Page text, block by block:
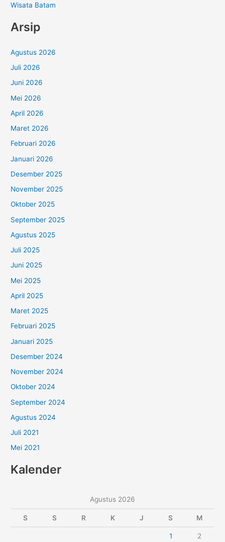
Wisata Batam
Arsip
Agustus 2026
Juli 2026
Juni 2026
Mei 2026
April 2026
Maret 2026
Februari 2026
Januari 2026
Desember 2025
November 2025
Oktober 2025
September 2025
Agustus 2025
Juli 2025
Juni 2025
Mei 2025
April 2025
Maret 2025
Februari 2025
Januari 2025
Desember 2024
November 2024
Oktober 2024
September 2024
Agustus 2024
Juli 2021
Mei 2021
Kalender
Agustus 2026
S S R K J S M
1 2